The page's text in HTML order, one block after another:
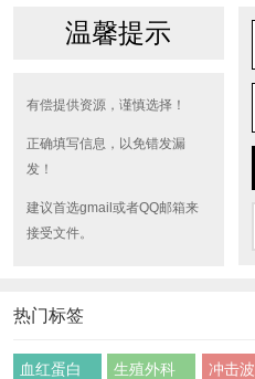
温馨提示
有偿提供资源，谨慎选择！
正确填写信息，以免错发漏
发！
建议首选gmail或者QQ邮箱来
接受文件。
热门标签
血红蛋白 生殖外科 冲击波